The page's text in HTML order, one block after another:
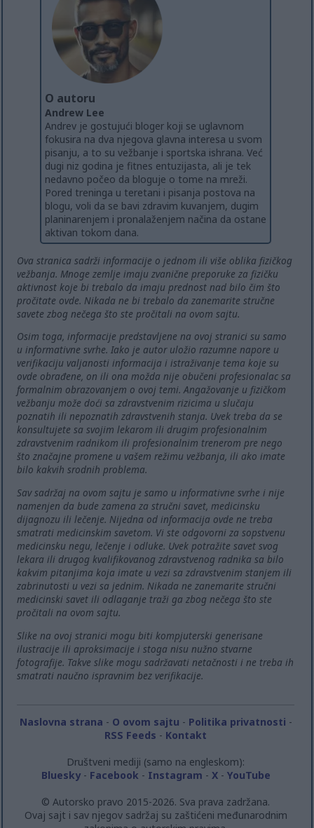
O autoru
Andrew Lee
Andrev je gostujući bloger koji se uglavnom
fokusira na dva njegova glavna interesa u svom
pisanju, a to su vežbanje i sportska ishrana. Već
dugi niz godina je fitnes entuzijasta, ali je tek
nedavno počeo da bloguje o tome na mreži.
Pored treninga u teretani i pisanja postova na
blogu, voli da se bavi zdravim kuvanjem, dugim
planinarenjem i pronalaženjem načina da ostane
aktivan tokom dana.
Ova stranica sadrži informacije o jednom ili više oblika fizičkog
vežbanja. Mnoge zemlje imaju zvanične preporuke za fizičku
aktivnost koje bi trebalo da imaju prednost nad bilo čim što
pročitate ovde. Nikada ne bi trebalo da zanemarite stručne
savete zbog nečega što ste pročitali na ovom sajtu.
Osim toga, informacije predstavljene na ovoj stranici su samo
u informativne svrhe. Iako je autor uložio razumne napore u
verifikaciju valjanosti informacija i istraživanje tema koje su
ovde obrađene, on ili ona možda nije obučeni profesionalac sa
formalnim obrazovanjem o ovoj temi. Angažovanje u fizičkom
vežbanju može doći sa zdravstvenim rizicima u slučaju
poznatih ili nepoznatih zdravstvenih stanja. Uvek treba da se
konsultujete sa svojim lekarom ili drugim profesionalnim
zdravstvenim radnikom ili profesionalnim trenerom pre nego
što značajne promene u vašem režimu vežbanja, ili ako imate
bilo kakvih srodnih problema.
Sav sadržaj na ovom sajtu je samo u informativne svrhe i nije
namenjen da bude zamena za stručni savet, medicinsku
dijagnozu ili lečenje. Nijedna od informacija ovde ne treba
smatrati medicinskim savetom. Vi ste odgovorni za sopstvenu
medicinsku negu, lečenje i odluke. Uvek potražite savet svog
lekara ili drugog kvalifikovanog zdravstvenog radnika sa bilo
kakvim pitanjima koja imate u vezi sa zdravstvenim stanjem ili
zabrinutosti u vezi sa jednim. Nikada ne zanemarite stručni
medicinski savet ili odlaganje traži ga zbog nečega što ste
pročitali na ovom sajtu.
Slike na ovoj stranici mogu biti kompjuterski generisane
ilustracije ili aproksimacije i stoga nisu nužno stvarne
fotografije. Takve slike mogu sadržavati netačnosti i ne treba ih
smatrati naučno ispravnim bez verifikacije.
Naslovna strana - O ovom sajtu - Politika privatnosti -
RSS Feeds - Kontakt
Društveni mediji (samo na engleskom):
Bluesky- Facebook - Instagram - X- YouTube
© Autorsko pravo 2015-2026. Sva prava zadržana.
Ovaj sajt i sav njegov sadržaj su zaštićeni međunarodnim